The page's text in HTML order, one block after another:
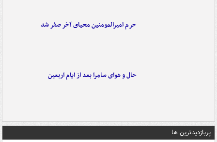
حرم امیرالمومنین محیای آخر صفر شد
حال و هوای سامرا بعد از ایام اربعین
پربازدیدترین ها